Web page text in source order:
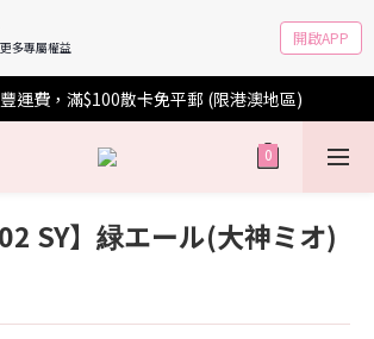
多專屬權益 開啟APP
運費，滿$100散卡免平郵 (限港澳地區)
SY】緑エール(大神ミオ)